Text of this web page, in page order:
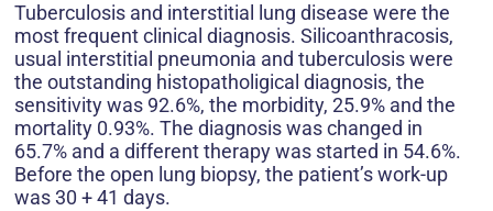
Tuberculosis and interstitial lung disease were the
most frequent clinical diagnosis. Silicoanthracosis,
usual interstitial pneumonia and tuberculosis were
the outstanding histopatholigical diagnosis, the
sensitivity was 92.6%, the morbidity, 25.9% and the
mortality 0.93%. The diagnosis was changed in
65.7% and a different therapy was started in 54.6%.
Before the open lung biopsy, the patient’s work-up
was 30 + 41 days.